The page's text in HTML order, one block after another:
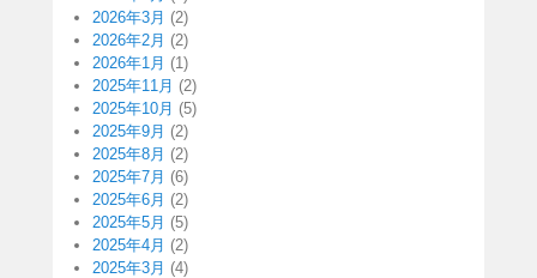
2026年3月 (2)
2026年2月 (2)
2026年1月 (1)
2025年11月 (2)
2025年10月 (5)
2025年9月 (2)
2025年8月 (2)
2025年7月 (6)
2025年6月 (2)
2025年5月 (5)
2025年4月 (2)
2025年3月 (4)